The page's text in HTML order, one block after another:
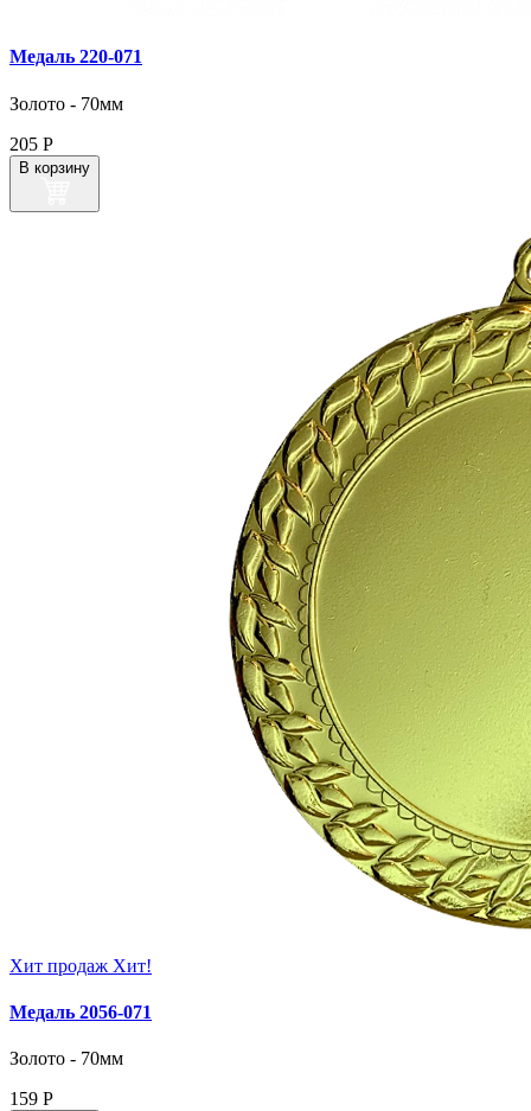
Медаль 220‑071
Золото - 70мм
205 Р
В корзину
Хит продаж Хит!
Медаль 2056‑071
Золото - 70мм
159 Р